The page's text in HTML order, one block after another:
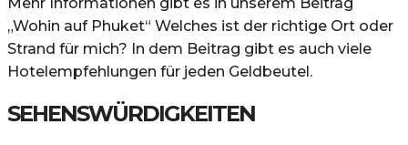
„Wohin auf Phuket“ Welches ist der richtige Ort oder
Strand für mich? In dem Beitrag gibt es auch viele
Hotelempfehlungen für jeden Geldbeutel.
SEHENSWÜRDIGKEITEN